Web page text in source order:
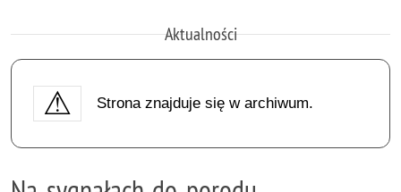
Aktualności
Strona znajduje się w archiwum.